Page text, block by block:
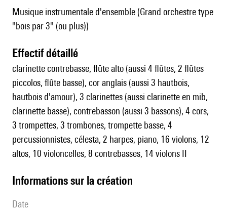
Musique instrumentale d'ensemble (Grand orchestre type
"bois par 3" (ou plus))
effectif détaillé
clarinette contrebasse, flûte alto (aussi 4 flûtes, 2 flûtes
piccolos, flûte basse), cor anglais (aussi 3 hautbois,
hautbois d'amour), 3 clarinettes (aussi clarinette en mib,
clarinette basse), contrebasson (aussi 3 bassons), 4 cors,
3 trompettes, 3 trombones, trompette basse, 4
percussionnistes, célesta, 2 harpes, piano, 16 violons, 12
altos, 10 violoncelles, 8 contrebasses, 14 violons II
informations sur la création
date